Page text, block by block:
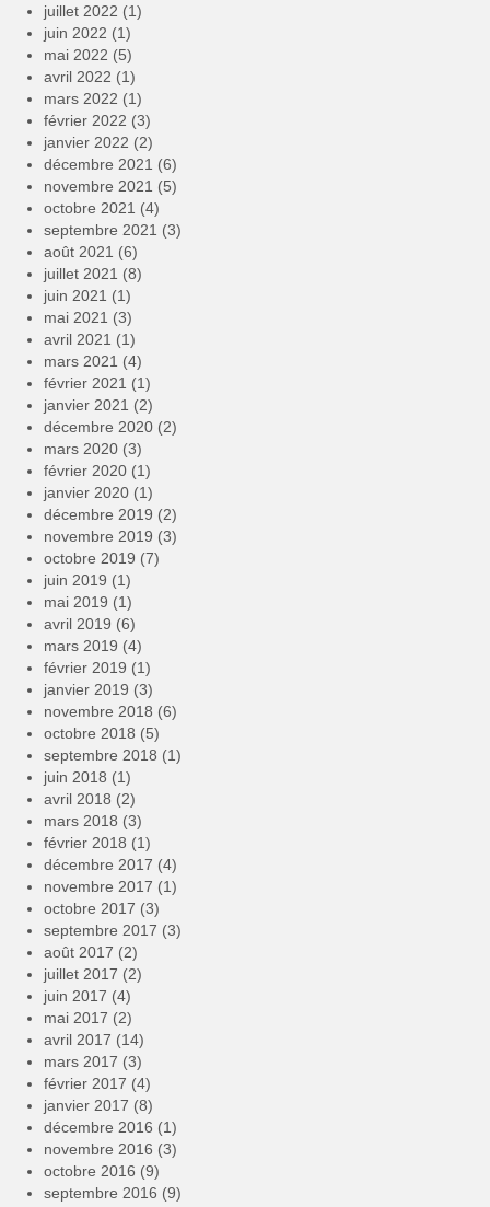
juillet 2022 (1)
juin 2022 (1)
mai 2022 (5)
avril 2022 (1)
mars 2022 (1)
février 2022 (3)
janvier 2022 (2)
décembre 2021 (6)
novembre 2021 (5)
octobre 2021 (4)
septembre 2021 (3)
août 2021 (6)
juillet 2021 (8)
juin 2021 (1)
mai 2021 (3)
avril 2021 (1)
mars 2021 (4)
février 2021 (1)
janvier 2021 (2)
décembre 2020 (2)
mars 2020 (3)
février 2020 (1)
janvier 2020 (1)
décembre 2019 (2)
novembre 2019 (3)
octobre 2019 (7)
juin 2019 (1)
mai 2019 (1)
avril 2019 (6)
mars 2019 (4)
février 2019 (1)
janvier 2019 (3)
novembre 2018 (6)
octobre 2018 (5)
septembre 2018 (1)
juin 2018 (1)
avril 2018 (2)
mars 2018 (3)
février 2018 (1)
décembre 2017 (4)
novembre 2017 (1)
octobre 2017 (3)
septembre 2017 (3)
août 2017 (2)
juillet 2017 (2)
juin 2017 (4)
mai 2017 (2)
avril 2017 (14)
mars 2017 (3)
février 2017 (4)
janvier 2017 (8)
décembre 2016 (1)
novembre 2016 (3)
octobre 2016 (9)
septembre 2016 (9)